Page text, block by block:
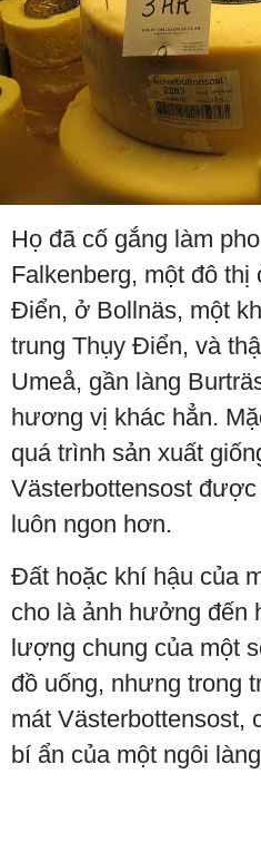
Họ đã cố gắng làm
Falkenberg, một đô thị
Điển, ở Bollnäs, một
trung Thụy Điển, và
Umeå, gần làng
hương vị khác hẳn.
quá trình sản xuất
Västerbottensost
luôn ngon hơn.
Đất hoặc khí hậu của
cho là ảnh hưởng đến
lượng chung của một
đồ uống, nhưng trong
mát Västerbottensost,
bí ẩn của một ngôi